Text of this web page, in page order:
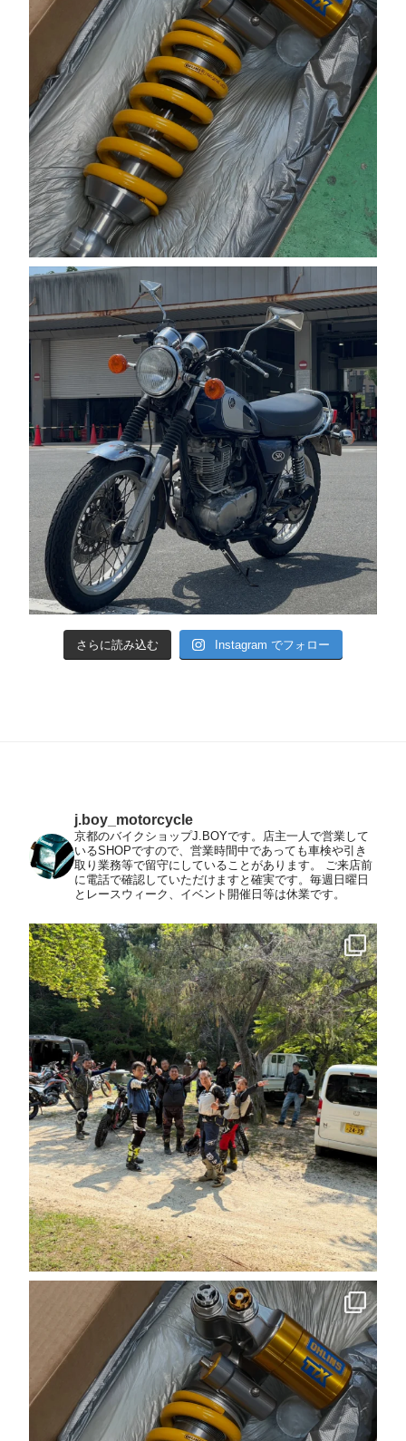
さらに読み込む Instagram でフォロー
j.boy_motorcycle
京都のバイクショップJ.BOYです。店主一人で営業して
いるSHOPですので、営業時間中であっても車検や引き
取り業務等で留守にしていることがあります。
ご来店前
に電話で確認していただけますと確実です。毎週日曜日
とレースウィーク、イベント開催日等は休業です。